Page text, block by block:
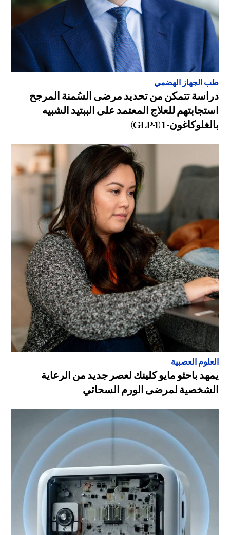
طب الجهاز الهضمي
دراسة تتمكن من تحديد مرضى السُمنة المرجح
استجابتهم للعلاج المعتمد على الببتيد الشبيه
بالغلوكاغون- 1 (GLP-1)
العلوم العصبية
يمهد باحثو مايو كلينك لعصر جديد من الرعاية
الشخصية لمرضى الورم السحائي